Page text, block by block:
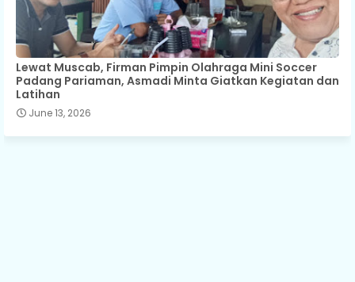
Lewat Muscab, Firman Pimpin Olahraga Mini Soccer
Padang Pariaman, Asmadi Minta Giatkan Kegiatan dan
Latihan
June 13, 2026